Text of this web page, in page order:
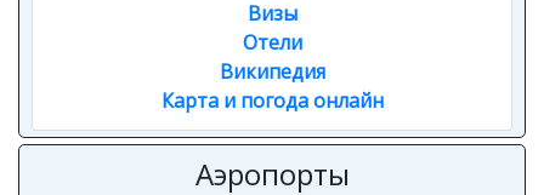
Визы
Отели
Википедия
Карта и погода онлайн
Аэропорты